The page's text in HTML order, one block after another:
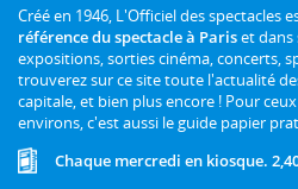
Créé en 1946, L'Officiel des spectacles
référence du spectacle à Pariset dans
expositions, sorties cinéma, concerts,
trouverez sur ce site toute l'actualité
capitale, et bien plus encore ! Pour
environs, c'est aussi le guide papier
Chaque mercredi en kiosque.